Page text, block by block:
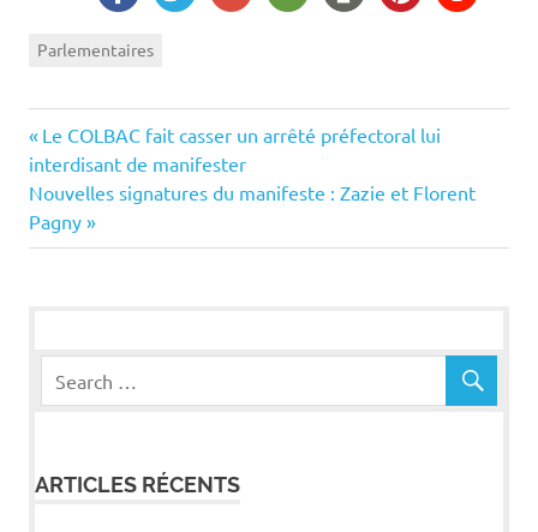
Parlementaires
Navigation
de
l’article
Previous
Post:
Le COLBAC fait casser un arrêté préfectoral lui
interdisant de manifester
Next
Post:
Nouvelles signatures du manifeste : Zazie et Florent
Pagny
ARTICLES RÉCENTS